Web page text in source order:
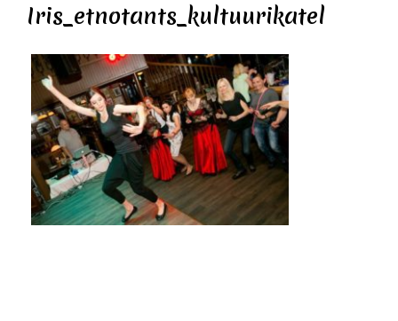
Iris_etnotants_kultuurikatel